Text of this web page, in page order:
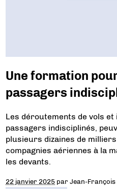
Une formation
passagers
Les déroutements de vols
passagers indisciplinés,
plusieurs dizaines de
compagnies aériennes à la
les devants.
22 janvier 2025 parJean-